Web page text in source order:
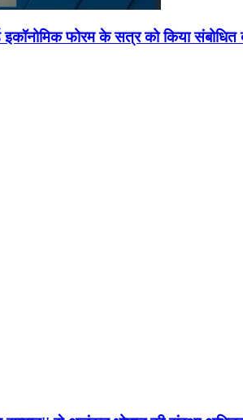
फोरम के सत्र को किया संबोधित